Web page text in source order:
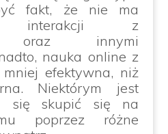
fakt, że nie ma
interakcji z
oraz innymi
nauka online z
efektywna, niż
Niektórym jest
się skupić się na
poprzez różne